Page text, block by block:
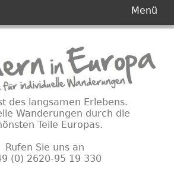
des langsamen Erlebens.
Wanderungen durch die
Teile Europas.
Rufen Sie uns an
(0) 2620-95 19 330
Menü